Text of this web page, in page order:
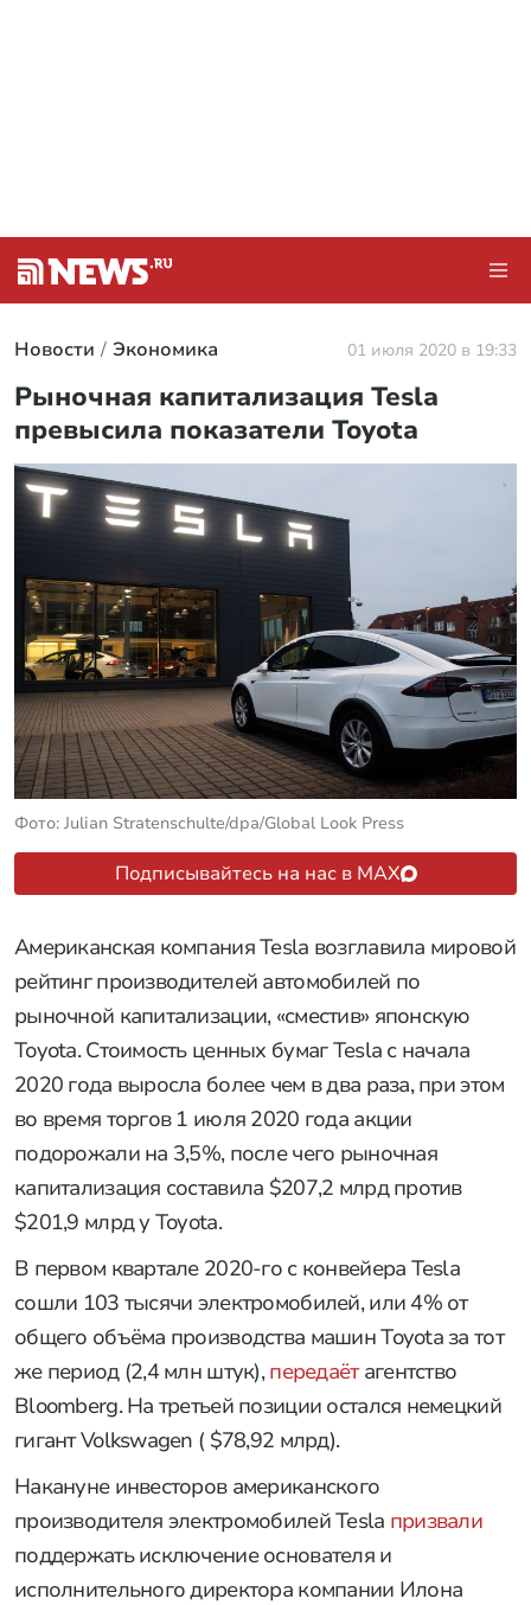
Новости Экономика 01 июля 2020 в 19:33
Рыночная капитализация Tesla
превысила показатели Toyota
Фото: Julian Stratenschulte/dpa/Global Look Press
Подписывайтесь на нас в MAX
Американская компания Tesla возглавила мировой
рейтинг производителей автомобилей по
рыночной капитализации, «сместив» японскую
Toyota. Стоимость ценных бумаг Tesla с начала
2020 года выросла более чем в два раза, при этом
во время торгов 1 июля 2020 года акции
подорожали на 3,5%, после чего рыночная
капитализация составила $207,2 млрд против
$201,9 млрд у Toyota.
В первом квартале 2020-го с конвейера Tesla
сошли 103 тысячи электромобилей, или 4% от
общего объёма производства машин Toyota за тот
же период (2,4 млн штук),передаётагентство
Bloomberg. На третьей позиции остался немецкий
гигант Volkswagen ( $78,92 млрд).
Накануне инвесторов американского
производителя электромобилей Tesla призвали
поддержать исключение основателя и
исполнительного директора компании Илона